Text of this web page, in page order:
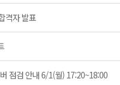
격자 발표
점검 안내 6/1(월) 17:20~18:00